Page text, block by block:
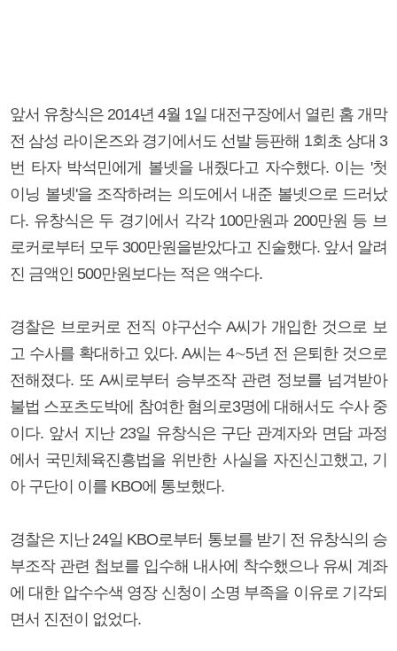
앞서 유창식은 2014년 4월 1일 대전구장에서 열린 홈 개막
전 삼성 라이온즈와 경기에서도 선발 등판해 1회초 상대 3
번 타자 박석민에게 볼넷을 내줬다고 자수했다. 이는 '첫
이닝 볼넷'을 조작하려는 의도에서 내준 볼넷으로 드러났
다. 유창식은 두 경기에서 각각 100만원과 200만원 등 브
로커로부터 모두 300만원을받았다고 진술했다. 앞서 알려
진 금액인 500만원보다는 적은 액수다.
경찰은 브로커로 전직 야구선수 A씨가 개입한 것으로 보
고 수사를 확대하고 있다. A씨는 4∼5년 전 은퇴한 것으로
전해졌다. 또 A씨로부터 승부조작 관련 정보를 넘겨받아
불법 스포츠도박에 참여한 혐의로3명에 대해서도 수사 중
이다. 앞서 지난 23일 유창식은 구단 관계자와 면담 과정
에서 국민체육진흥법을 위반한 사실을 자진신고했고, 기
아 구단이 이를 KBO에 통보했다.
경찰은 지난 24일 KBO로부터 통보를 받기 전 유창식의 승
부조작 관련 첩보를 입수해 내사에 착수했으나 유씨 계좌
에 대한 압수수색 영장 신청이 소명 부족을 이유로 기각되
면서 진전이 없었다.